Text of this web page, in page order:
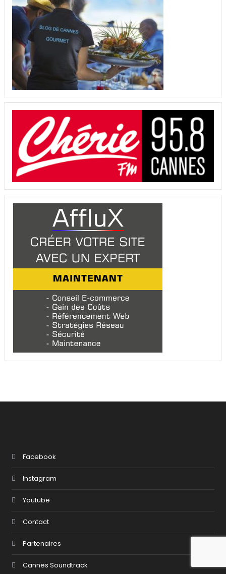
Facebook
Instagram
Youtube
Contact
Partenaires
Cannes Soundtrack